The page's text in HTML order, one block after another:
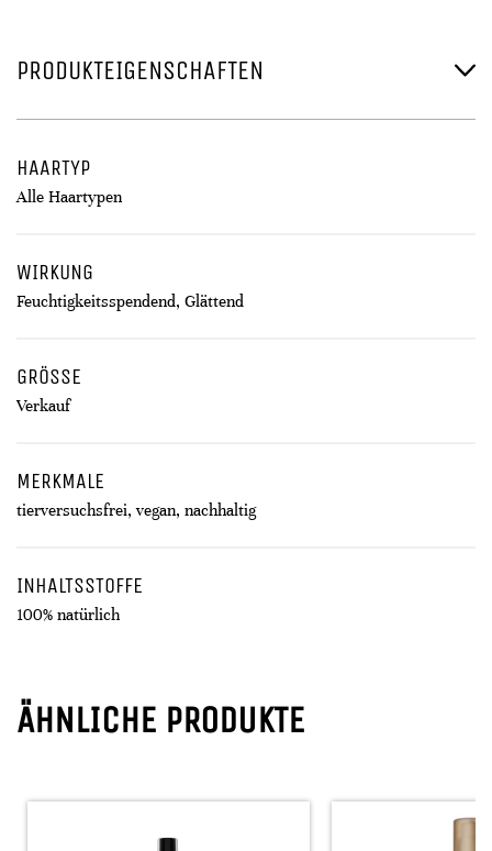
PRODUKTEIGENSCHAFTEN
HAARTYP
Alle Haartypen
WIRKUNG
Feuchtigkeitsspendend, Glättend
GRÖSSE
Verkauf
MERKMALE
tierversuchsfrei, vegan, nachhaltig
INHALTSSTOFFE
100% natürlich
ÄHNLICHE PRODUKTE